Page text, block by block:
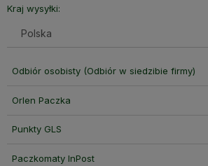
Kraj wysyłki:
Odbiór osobisty(Odbiór w siedzibie firmy)
Orlen Paczka
Punkty GLS
Paczkomaty InPost